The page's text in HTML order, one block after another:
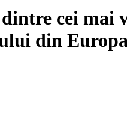
cei mai
din